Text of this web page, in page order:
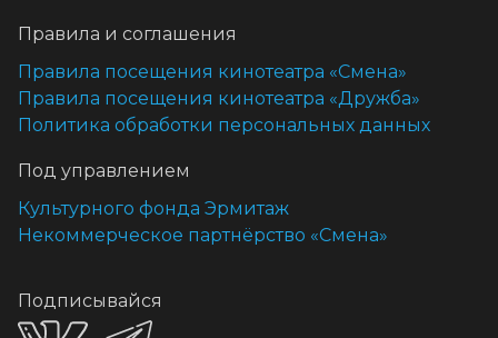
Правила и соглашения
Правила посещения кинотеатра «Смена»
Правила посещения кинотеатра «Дружба»
Политика обработки персональных данных
Под управлением
Культурного фонда Эрмитаж
Некоммерческое партнёрство «Смена»
Подписывайся